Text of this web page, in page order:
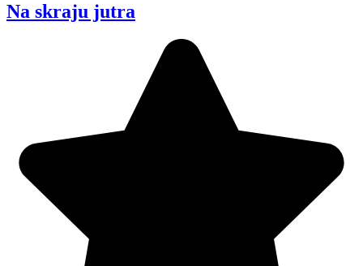
Na skraju jutra